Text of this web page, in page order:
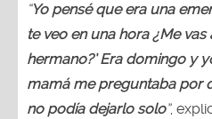
“Yo pensé que era una
te veo en una hora ¿Me
hermano?’ Era domingo y
mamá me preguntaba por
no podía dejarlo solo”,